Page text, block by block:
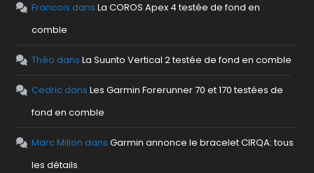
Francois dansLa COROS Apex 4 testée de fond en
comble
Théo dansLa Suunto Vertical 2 testée de fond en comble
CedricdansLes Garmin Forerunner 70 et 170 testées de
fond en comble
Marc Millon dansGarmin annonce le bracelet CIRQA: tous
les détails